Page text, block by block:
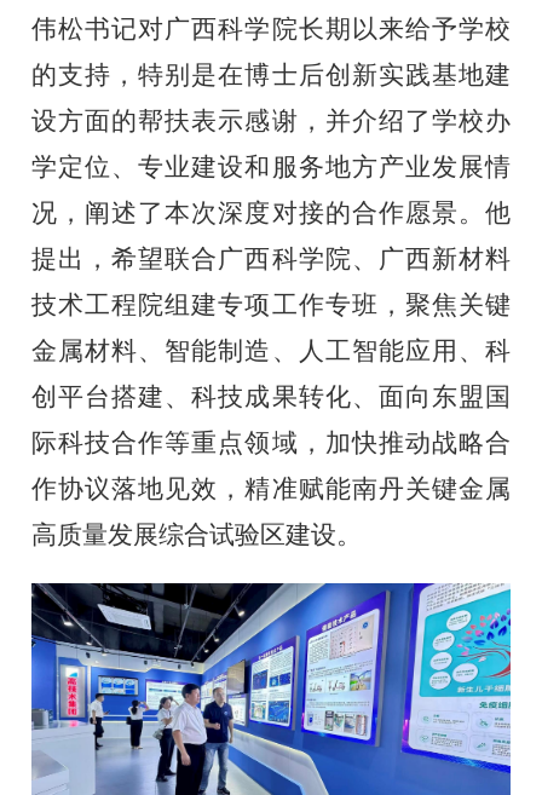
伟松书记对广西科学院长期以来给予学校
的支持，特别是在博士后创新实践基地建
设方面的帮扶表示感谢，并介绍了学校办
学定位、专业建设和服务地方产业发展情
况，阐述了本次深度对接的合作愿景。他
提出，希望联合广西科学院、广西新材料
技术工程院组建专项工作专班，聚焦关键
金属材料、智能制造、人工智能应用、科
创平台搭建、科技成果转化、面向东盟国
际科技合作等重点领域，加快推动战略合
作协议落地见效，精准赋能南丹关键金属
高质量发展综合试验区建设。